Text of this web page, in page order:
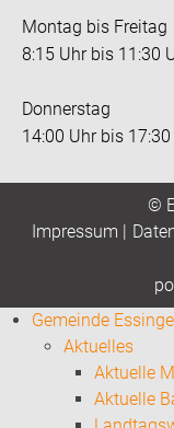
Montag bis Freitag
8:15 Uhr bis 11:30
Donnerstag
14:00 Uhr bis
©
Impressum |
p
Gemeinde
Aktuelles
Aktuelle
Aktuelle